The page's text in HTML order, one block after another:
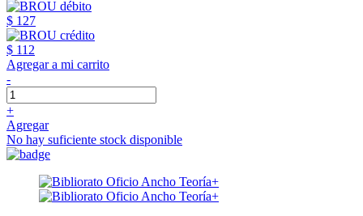
$ 127
$ 112
Agregar a mi carrito
-
+
Agregar
No hay suficiente stock disponible